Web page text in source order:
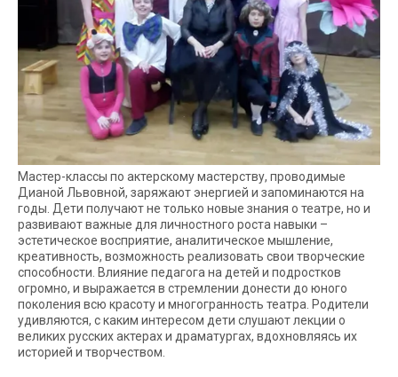
Мастер-классы по актерскому мастерству, проводимые
Дианой Львовной, заряжают энергией и запоминаются на
годы. Дети получают не только новые знания о театре, но и
развивают важные для личностного роста навыки –
эстетическое восприятие, аналитическое мышление,
креативность, возможность реализовать свои творческие
способности. Влияние педагога на детей и подростков
огромно, и выражается в стремлении донести до юного
поколения всю красоту и многогранность театра. Родители
удивляются, с каким интересом дети слушают лекции о
великих русских актерах и драматургах, вдохновляясь их
историей и творчеством.